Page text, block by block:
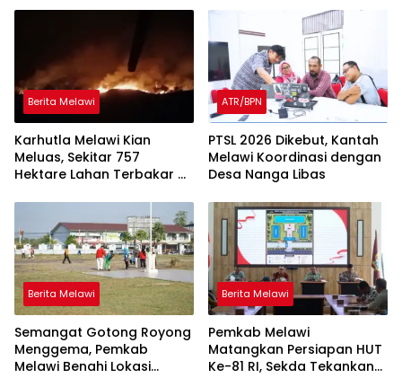
Berita Melawi
Karhutla Melawi Kian
Meluas, Sekitar 757
Hektare Lahan Terbakar di
ATR/BPN
PTSL 2026 Dikebut, Kantah
Melawi Koordinasi dengan
Desa Nanga Libas
Berita Melawi
Semangat Gotong Royong
Menggema, Pemkab
Melawi Benahi Lokasi
Berita Melawi
Pemkab Melawi
Matangkan Persiapan HUT
Ke-81 RI, Sekda Tekankan